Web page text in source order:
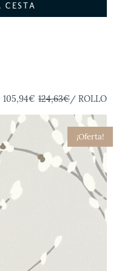
105,94€ 124,63€/ ROLLO
¡Oferta!